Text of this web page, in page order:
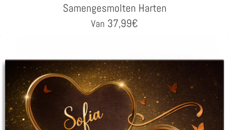
Samengesmolten Harten
Van 37,99€